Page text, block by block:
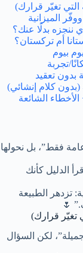
التي تغيّر قرارك)
ننجزه بدلًا عنك؟
أم تركستان؟
بدون تعقيد
كلام إنشائي)
فقط”، بل نحولها
الدليل كأنك
تزدهر الطبيعة
🌷
تغيّر قرارك)
لكن السؤال